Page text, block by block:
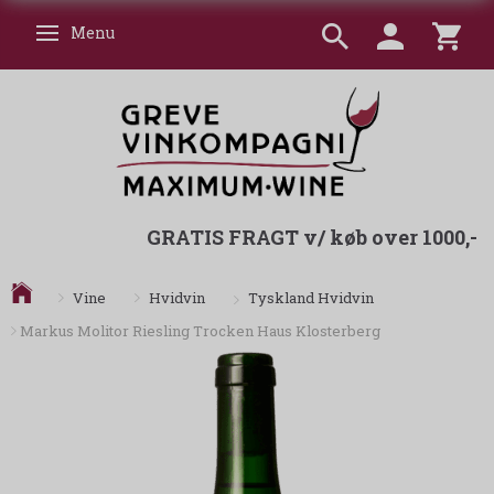
Skifte navigation
Menu
GRATIS FRAGT v/ køb over 1000,-
Vine Hvidvin
Tyskland Hvidvin
Markus Molitor Riesling Trocken Haus Klosterberg